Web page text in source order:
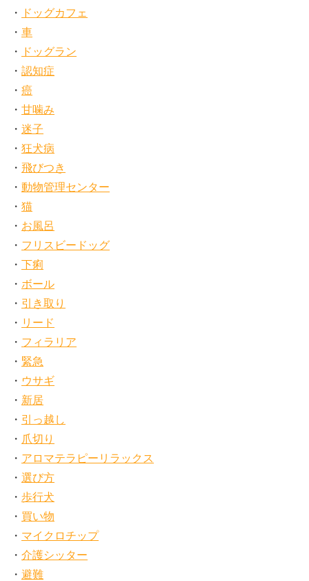
ドッグカフェ
車
ドッグラン
認知症
癌
甘噛み
迷子
狂犬病
飛びつき
動物管理センター
猫
お風呂
フリスビードッグ
下痢
ボール
引き取り
リード
フィラリア
緊急
ウサギ
新居
引っ越し
爪切り
アロマテラピーリラックス
選び方
歩行犬
買い物
マイクロチップ
介護シッター
避難